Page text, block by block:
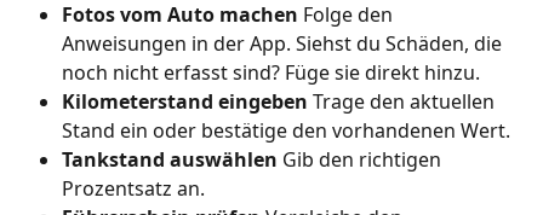
Fotos vom Auto machen Folge den
Anweisungen in der App. Siehst du Schäden, die
noch nicht erfasst sind? Füge sie direkt hinzu.
Kilometerstand eingeben Trage den aktuellen
Stand ein oder bestätige den vorhandenen Wert.
Tankstand auswählen Gib den richtigen
Prozentsatz an.